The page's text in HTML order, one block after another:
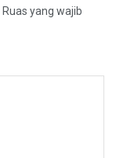
Ruas yang wajib